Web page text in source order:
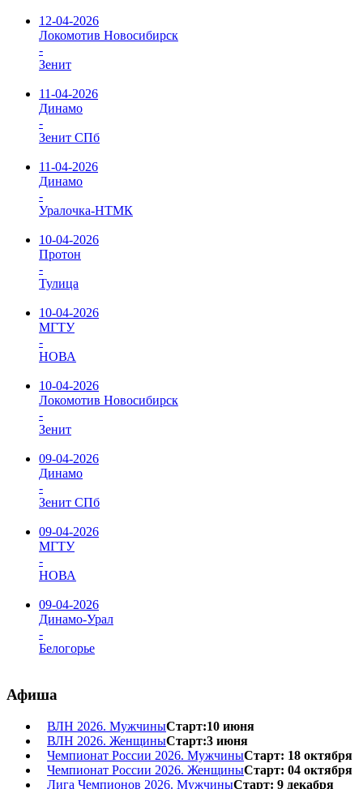
12-04-2026
Локомотив Новосибирск
-
Зенит
11-04-2026
Динамо
-
Зенит СПб
11-04-2026
Динамо
-
Уралочка-НТМК
10-04-2026
Протон
-
Тулица
10-04-2026
МГТУ
-
НОВА
10-04-2026
Локомотив Новосибирск
-
Зенит
09-04-2026
Динамо
-
Зенит СПб
09-04-2026
МГТУ
-
НОВА
09-04-2026
Динамо-Урал
-
Белогорье
Афиша
ВЛН 2026. МужчиныСтарт:10 июня
ВЛН 2026. ЖенщиныСтарт:3 июня
Чемпионат России 2026. МужчиныСтарт: 18 октября
Чемпионат России 2026. ЖенщиныСтарт: 04 октября
Лига Чемпионов 2026. МужчиныСтарт: 9 декабря